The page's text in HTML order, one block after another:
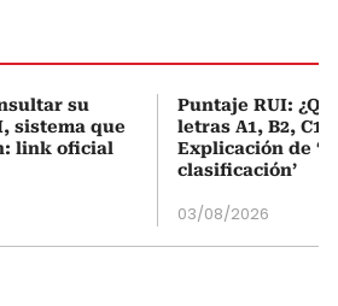
su
sistema que
link oficial
Puntaje RUI:
letras A1, B2, C1
Explicación de
clasificación’
03/08/2026